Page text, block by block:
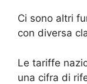
Ci sono altri
con diversa
Le tariffe
una cifra di